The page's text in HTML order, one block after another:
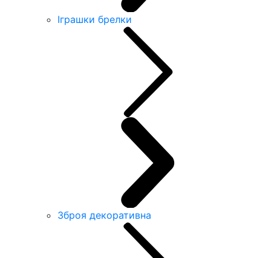
Іграшки брелки
Зброя декоративна